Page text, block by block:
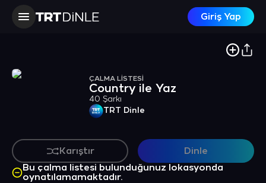
Giriş Yap
ÇALMA LİSTESİ
Country ile Yaz
40 Şarkı
TRT Dinle
Karıştır
Dinle
Bu çalma listesi bulunduğunuz lokasyonda
oynatılamamaktadır.